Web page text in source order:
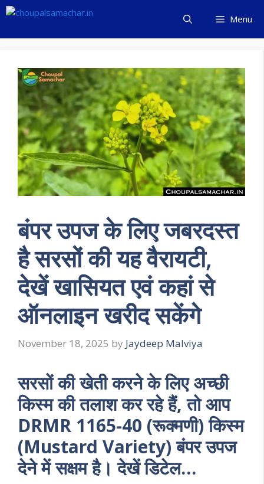
Skip
content
Menu
बंपर उपज के लिए जबरदस्त
है सरसों की यह वैरायटी,
देखें खासियत एवं कहां से
ऑनलाइन खरीद सकेंगे
November 18, 2025 by Jaydeep Malviya
सरसों की खेती करने के लिए अच्छी
किस्म की तलाश कर रहे हैं, तो आप
DRMR 1165-40 (रूक्मणी) किस्म
(Mustard Variety) बंपर उपज
देने में सक्षम है। देखें डिटेल…